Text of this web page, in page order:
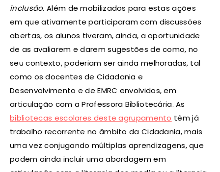
inclusão. Além de mobilizados para estas ações
em que ativamente participaram com discussões
abertas, os alunos tiveram, ainda, a oportunidade
de as avaliarem e darem sugestões de como, no
seu contexto, poderiam ser ainda melhoradas, tal
como os docentes de Cidadania e
Desenvolvimento e de EMRC envolvidos, em
articulação com a Professora Bibliotecária. As
bibliotecas escolares deste agrupamento têm já
trabalho recorrente no âmbito da Cidadania, mais
uma vez conjugando múltiplas aprendizagens, que
podem ainda incluir uma abordagem em